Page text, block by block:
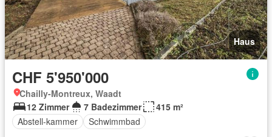
Haus
CHF 5'950'000
Chailly-Montreux, Waadt
12 Zimmer
7 Badezimmer
415 m²
Abstell-kammer
Schwimmbad